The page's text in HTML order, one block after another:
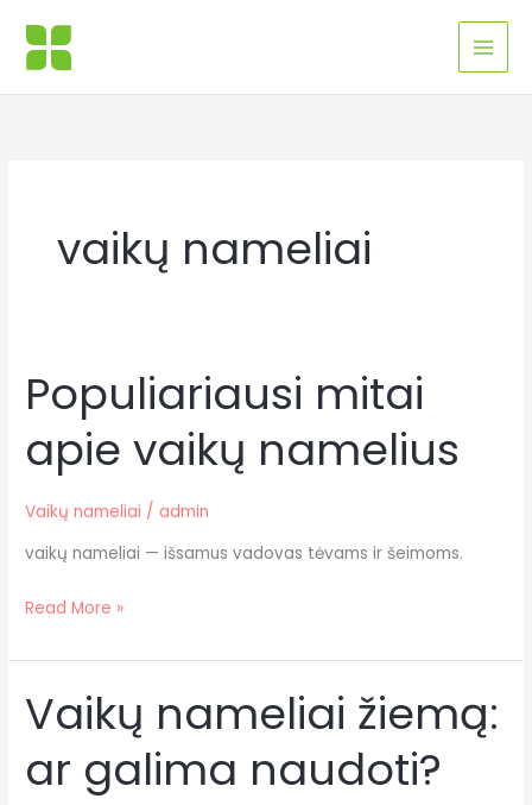
prie
turinio
vaikų nameliai
Populiariausi mitai
apie vaikų namelius
Vaikų nameliai / admin
vaikų nameliai — išsamus vadovas tėvams ir šeimoms.
Populiariausi
mitai
apie
vaikų
namelius
Read More »
Vaikų nameliai žiemą:
ar galima naudoti?
Vaikų
nameliai
žiemą:
ar